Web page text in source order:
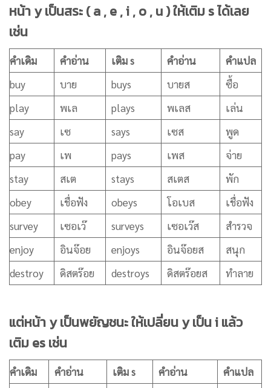
หน้า y เป็นสระ ( a , e , i , o , u ) ให้เติม s ได้เลย
เช่น
คำเดิม คำอ่าน เติม s คำอ่าน
คำแปล
buy
บาย buys บายส
ซื้อ
play
พเล plays พเลส
เล่น
say
เซ says เซส
พูด
pay
เพ pays เพส
จ่าย
stay
สเต stays สเตส
พัก
obey
เชื่อฟัง obeys โอเบส
เชื่อฟัง
survey
เซอเว๊ surveys เซอเว๊ส
สำรวจ
enjoy
อินจ๊อย enjoys อินจ๊อยส
สนุก
destroy
ดิสตร๊อย destroys ดิสตร๊อยส ทำลาย
แต่หน้า y เป็นพยัญชนะ ให้เปลี่ยน y เป็น i แล้ว
เติม es เช่น
คำเดิม คำอ่าน เติม s คำอ่าน
คำแปล